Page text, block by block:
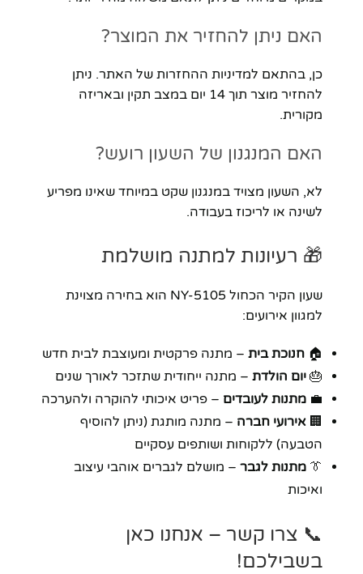
האם ניתן להחזיר את המוצר?
כן, בהתאם למדיניות ההחזרות של האתר. ניתן
להחזיר מוצר תוך 14 יום במצב תקין ובאריזה
מקורית.
האם המנגנון של השעון רועש?
לא, השעון מצויד במנגנון שקט במיוחד שאינו מפריע
לשינה או לריכוז בעבודה.
🎁 רעיונות למתנה מושלמת
שעון הקיר הכחול NY-5105 הוא בחירה מצוינת
למגוון אירועים:
🏠 חנוכת בית – מתנה פרקטית ומעוצבת לבית חדש
🎂 יום הולדת – מתנה ייחודית שתזכר לאורך שנים
💼 מתנות לעובדים – פריט איכותי להוקרה ולהערכה
🏢 אירועי חברה – מתנה מותגת (ניתן להוסיף
הטבעה) ללקוחות ושותפים עסקיים
👔 מתנות לגבר – מושלם לגברים אוהבי עיצוב
ואיכות
📞 צרו קשר – אנחנו כאן
בשבילכם!